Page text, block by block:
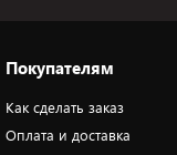
Покупателям
Как сделать заказ
Оплата и доставка